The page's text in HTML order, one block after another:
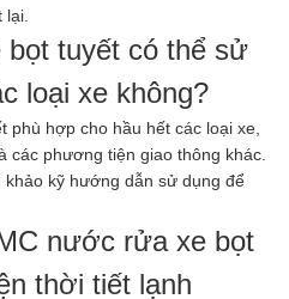
tuyết có thể sử
loại xe không?
phù hợp cho hầu hết các loại xe,
các phương tiện giao thông khác.
kỹ hướng dẫn sử dụng để
nước rửa xe bọt
thời tiết lạnh